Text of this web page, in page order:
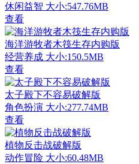
休闲益智 大小:547.76MB
查看
海洋游牧者木筏生存内购版
经营养成 大小:150.5MB
查看
太子殿下不容易破解版
角色扮演 大小:277.74MB
查看
植物反击战破解版
动作冒险 大小:60.48MB